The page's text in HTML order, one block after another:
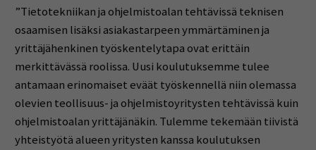
”Tietotekniikan ja ohjelmistoalan tehtävissä teknisen
osaamisen lisäksi asiakastarpeen ymmärtäminen ja
yrittäjähenkinen työskentelytapa ovat erittäin
merkittävässä roolissa. Uusi koulutuksemme tulee
antamaan erinomaiset eväät työskennellä niin olemassa
olevien teollisuus- ja ohjelmistoyritysten tehtävissä kuin
ohjelmistoalan yrittäjänäkin. Tulemme tekemään tiivistä
yhteistyötä alueen yritysten kanssa koulutuksen